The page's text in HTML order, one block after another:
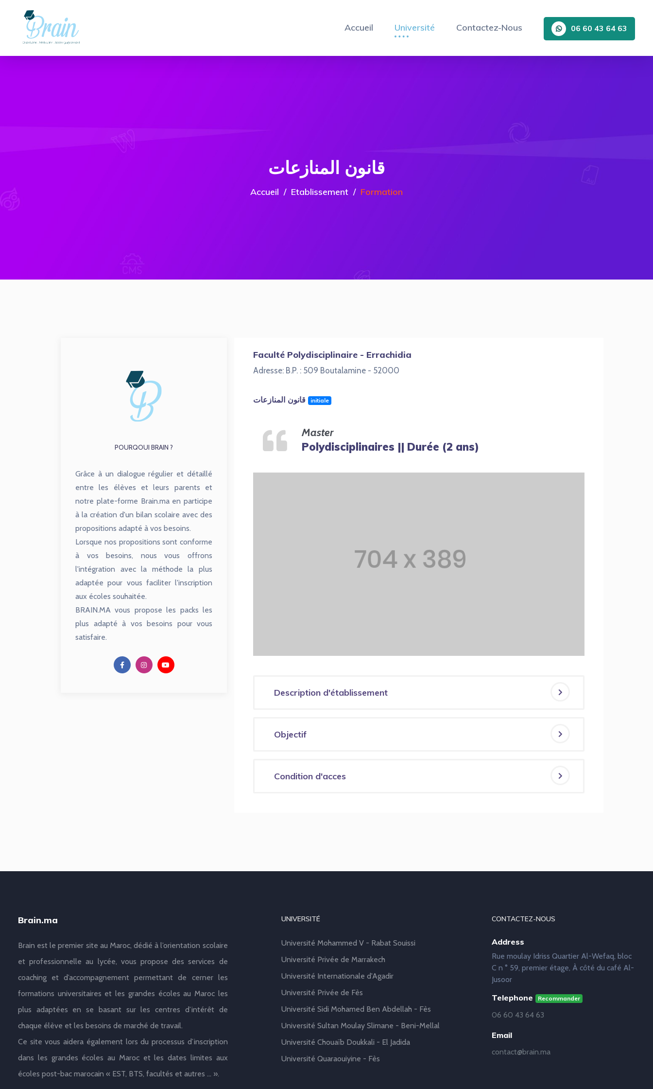
Accueil Université Contactez-Nous 06 60 43 64 63
قانون المنازعات
Accueil Etablissement Formation
POURQOUI BRAIN ?
Grâce à un dialogue régulier et détaillé
entre les élèves et leurs parents et
notre plate-forme Brain.ma en participe
à la création d'un bilan scolaire avec des
propositions adapté à vos besoins.
Lorsque nos propositions sont conforme
à vos besoins, nous vous offrons
l'intégration avec la méthode la plus
adaptée pour vous faciliter l'inscription
aux écoles souhaitée.
BRAIN.MA vous propose les packs les
plus adapté à vos besoins pour vous
satisfaire.
Faculté Polydisciplinaire - Errachidia
Adresse: B.P. : 509 Boutalamine - 52000
initiale
Master
Polydisciplinaires || Durée (2 ans)
Description d'établissement
Objectif
Condition d'acces
Brain.ma
Brain est le premier site au Maroc, dédié à l’orientation scolaire
et professionnelle au lycée, vous propose des services de
coaching et d’accompagnement permettant de cerner les
formations universitaires et les grandes écoles au Maroc les
plus adaptées en se basant sur les centres d’intérêt de
chaque élève et les besoins de marché de travail.
Ce site vous aidera également lors du processus d’inscription
dans les grandes écoles au Maroc et les dates limites aux
écoles post-bac marocain « EST, BTS, facultés et autres … ».
UNIVERSITÉ
Université Mohammed V - Rabat Souissi
Université Privée de Marrakech
Université Internationale d'Agadir
Université Privée de Fès
Université Sidi Mohamed Ben Abdellah - Fès
Université Sultan Moulay Slimane - Beni-Mellal
Université Chouaïb Doukkali - El Jadida
Université Quaraouiyine - Fès
CONTACTEZ-NOUS
Address
Rue moulay Idriss Quartier Al-Wefaq, bloc
C n ° 59, premier étage, À côté du café Al-
Jusoor
Telephone Recommander
06 60 43 64 63
Email
contact@brain.ma